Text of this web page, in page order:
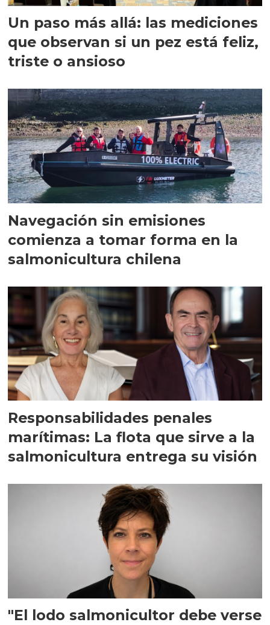
Un paso más allá: las mediciones
que observan si un pez está feliz,
triste o ansioso
Navegación sin emisiones
comienza a tomar forma en la
salmonicultura chilena
Responsabilidades penales
marítimas: La flota que sirve a la
salmonicultura entrega su visión
"El lodo salmonicultor debe verse